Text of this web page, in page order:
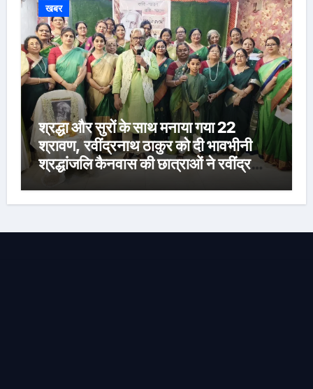
खबर
श्रद्धा और सुरों के साथ मनाया गया 22
श्रावण, रवींद्रनाथ ठाकुर को दी भावभीनी
श्रद्धांजलि कैनवास की छात्राओं ने रवींद्र
बांधा समां